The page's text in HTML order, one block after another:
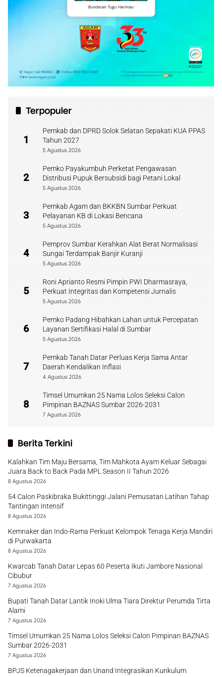
Terpopuler
1
Pemkab dan DPRD Solok Selatan Sepakati KUA PPAS
Tahun 2027
5 Agustus 2026
2
Pemko Payakumbuh Perketat Pengawasan
Distribusi Pupuk Bersubsidi bagi Petani Lokal
5 Agustus 2026
3
Pemkab Agam dan BKKBN Sumbar Perkuat
Pelayanan KB di Lokasi Bencana
5 Agustus 2026
4
Pemprov Sumbar Kerahkan Alat Berat Normalisasi
Sungai Terdampak Banjir Kuranji
5 Agustus 2026
5
Roni Aprianto Resmi Pimpin PWI Dharmasraya,
Perkuat Integritas dan Kompetensi Jurnalis
5 Agustus 2026
6
Pemko Padang Hibahkan Lahan untuk Percepatan
Layanan Sertifikasi Halal di Sumbar
5 Agustus 2026
7
Pemkab Tanah Datar Perluas Kerja Sama Antar
Daerah Kendalikan Inflasi
4 Agustus 2026
8
Timsel Umumkan 25 Nama Lolos Seleksi Calon
Pimpinan BAZNAS Sumbar 2026-2031
7 Agustus 2026
Berita Terkini
Kalahkan Tim Maju Bersama, Tim Mahkota Ayam Keluar Sebagai
Juara Back to Back Pada MPL Season II Tahun 2026
8 Agustus 2026
54 Calon Paskibraka Bukittinggi Jalani Pemusatan Latihan Tahap
Tantingan Intensif
8 Agustus 2026
Kemnaker dan Indo-Rama Perkuat Kelompok Tenaga Kerja Mandiri
di Purwakarta
8 Agustus 2026
Kwarcab Tanah Datar Lepas 60 Peserta Ikuti Jambore Nasional
Cibubur
7 Agustus 2026
Bupati Tanah Datar Lantik Inoki Ulma Tiara Direktur Perumda Tirta
Alami
7 Agustus 2026
Timsel Umumkan 25 Nama Lolos Seleksi Calon Pimpinan BAZNAS
Sumbar 2026-2031
7 Agustus 2026
BPJS Ketenagakerjaan dan Unand Integrasikan Kurikulum